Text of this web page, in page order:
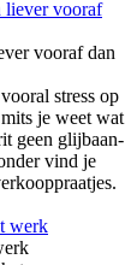
vooraf dan
stress op
je weet wat
geen glijbaan-
vind je